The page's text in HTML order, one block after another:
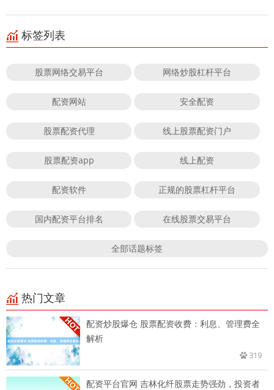
标签列表
股票网络交易平台 网络炒股杠杆平台
配资网站 安全配资
股票配资代理 线上股票配资门户
股票配资app 线上配资
配资软件 正规的股票杠杆平台
国内配资平台排名 在线股票交易平台
全部话题标签
热门文章
配资炒股爆仓 股票配资收费：利息、管理费全
解析
319
配资平台官网 吉林化纤股票走势强劲，投资者